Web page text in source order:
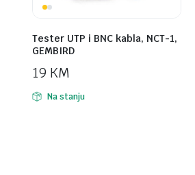
Tester UTP i BNC kabla, NCT-1,
GEMBIRD
19 KM
Na stanju